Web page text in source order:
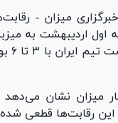
خبرگزاری میزان -
اول اردیبهشت به
این رقابت‌ها قطعی